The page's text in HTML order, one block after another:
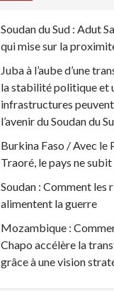
Soudan du Sud : Adut
qui mise sur la
Juba à l’aube d’une
la stabilité politique et
infrastructures
l’avenir du Soudan du
Burkina Faso / Avec le
Traoré, le pays ne
Soudan : Comment les
alimentent la guerre
Mozambique :
Chapo accélère la
grâce à une vision